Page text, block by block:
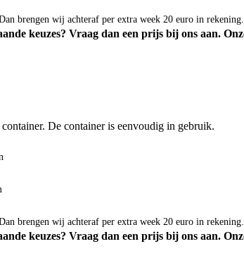
brengen wij achteraf per extra week 20 euro in rekening.
keuzes? Vraag dan een prijs bij ons aan.
De container is eenvoudig in gebruik.
brengen wij achteraf per extra week 20 euro in rekening.
keuzes? Vraag dan een prijs bij ons aan.